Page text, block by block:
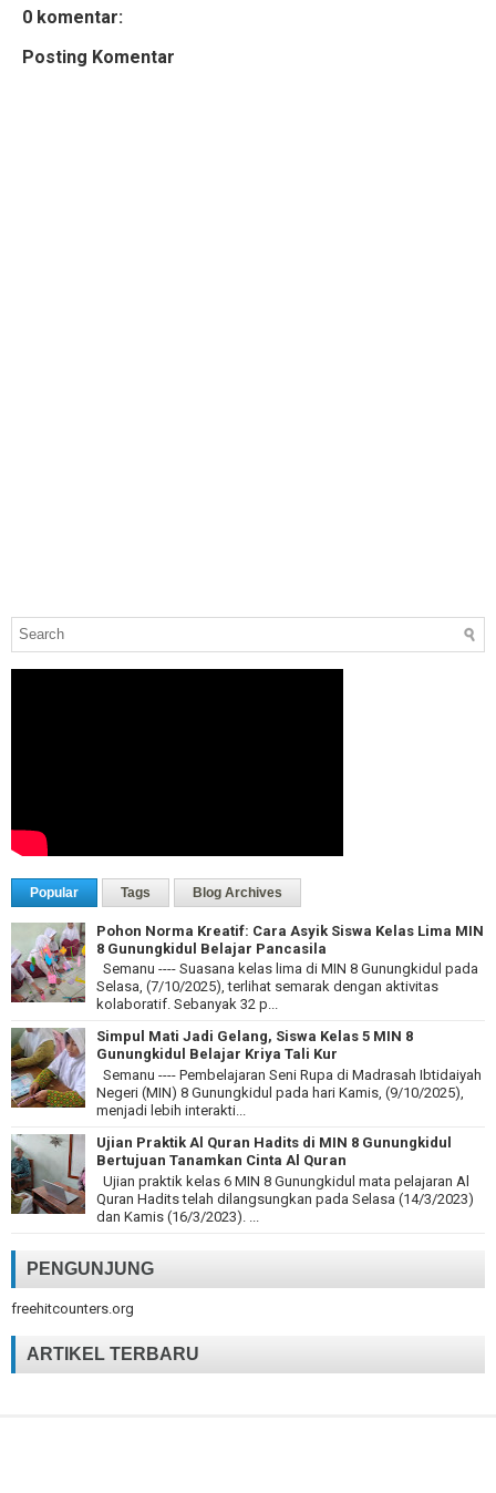
0 komentar:
Posting Komentar
Popular Tags Blog Archives
Pohon Norma Kreatif: Cara Asyik Siswa Kelas Lima MIN
8 Gunungkidul Belajar Pancasila
Semanu ---- Suasana kelas lima di MIN 8 Gunungkidul pada
Selasa, (7/10/2025), terlihat semarak dengan aktivitas
kolaboratif. Sebanyak 32 p...
Simpul Mati Jadi Gelang, Siswa Kelas 5 MIN 8
Gunungkidul Belajar Kriya Tali Kur
Semanu ---- Pembelajaran Seni Rupa di Madrasah Ibtidaiyah
Negeri (MIN) 8 Gunungkidul pada hari Kamis, (9/10/2025),
menjadi lebih interakti...
Ujian Praktik Al Quran Hadits di MIN 8 Gunungkidul
Bertujuan Tanamkan Cinta Al Quran
Ujian praktik kelas 6 MIN 8 Gunungkidul mata pelajaran Al
Quran Hadits telah dilangsungkan pada Selasa (14/3/2023)
dan Kamis (16/3/2023). ...
PENGUNJUNG
freehitcounters.org
ARTIKEL TERBARU